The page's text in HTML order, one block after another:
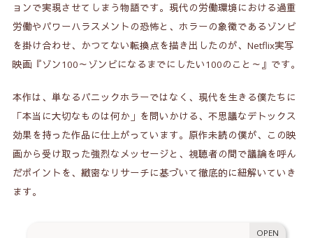
ョンで実現させてしまう物語です。現代の労働環境における過重
労働やパワーハラスメントの恐怖と、ホラーの象徴であるゾンビ
を掛け合わせ、かつてない転換点を描き出したのが、Netflix実写
映画『ゾン100～ゾンビになるまでにしたい100のこと～』です。
本作は、単なるパニックホラーではなく、現代を生きる僕たちに
「本当に大切なものは何か」を問いかける、不思議なデトックス
効果を持った作品に仕上がっています。原作未読の僕が、この映
画から受け取った強烈なメッセージと、視聴者の間で議論を呼ん
だポイントを、緻密なリサーチに基づいて徹底的に紐解いていき
ます。